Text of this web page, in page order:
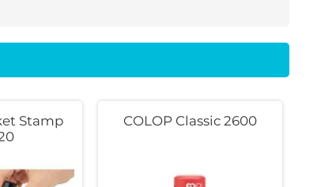
Stamp
COLOP Classic 2600